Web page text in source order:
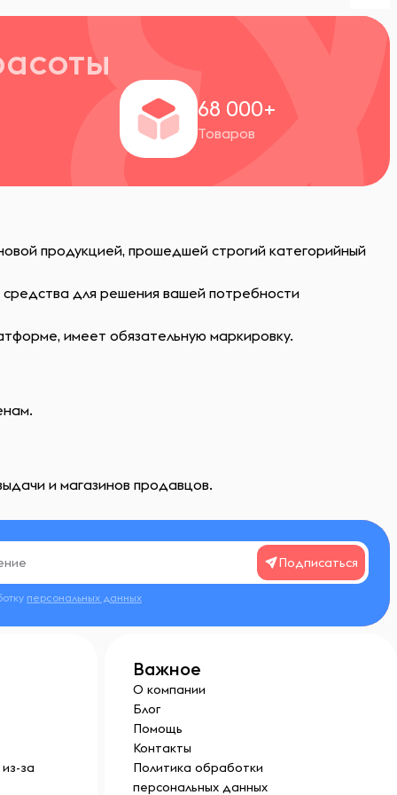
68 000+
Товаров
продукцией, прошедшей строгий категорийный
для решения вашей потребности
имеет обязательную маркировку.
и магазинов продавцов.
Подписаться
персональных данных
за
Важное
О компании
Блог
Помощь
Контакты
Политика обработки
персональных данных